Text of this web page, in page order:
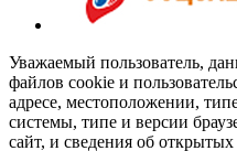
Уважаемый пользователь,
файлов cookie и
адресе, местоположении,
системы, типе и версии
сайт, и сведения об